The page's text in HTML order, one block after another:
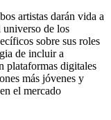
artistas darán vida a
universo de los
sobre sus roles
de incluir a
plataformas digitales
más jóvenes y
el mercado